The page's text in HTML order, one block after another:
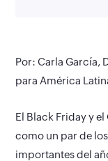
Por: Carla García,
para América
El Black Friday y
como un par de
importantes del